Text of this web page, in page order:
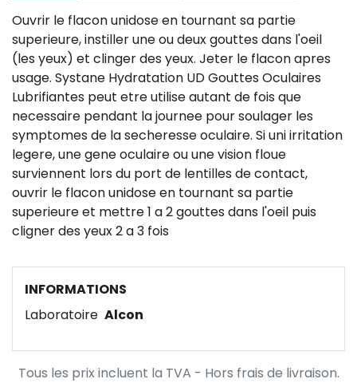
Ouvrir le flacon unidose en tournant sa partie
superieure, instiller une ou deux gouttes dans l'oeil
(les yeux) et clinger des yeux. Jeter le flacon apres
usage. Systane Hydratation UD Gouttes Oculaires
Lubrifiantes peut etre utilise autant de fois que
necessaire pendant la journee pour soulager les
symptomes de la secheresse oculaire. Si uni irritation
legere, une gene oculaire ou une vision floue
surviennent lors du port de lentilles de contact,
ouvrir le flacon unidose en tournant sa partie
superieure et mettre 1 a 2 gouttes dans l'oeil puis
cligner des yeux 2 a 3 fois
INFORMATIONS
Laboratoire Alcon
Tous les prix incluent la TVA - Hors frais de livraison.